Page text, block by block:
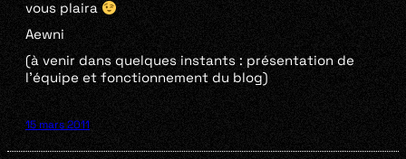
vous plaira
Aewni
(à venir dans quelques instants : présentation de
l’équipe et fonctionnement du blog)
15 mars 2011